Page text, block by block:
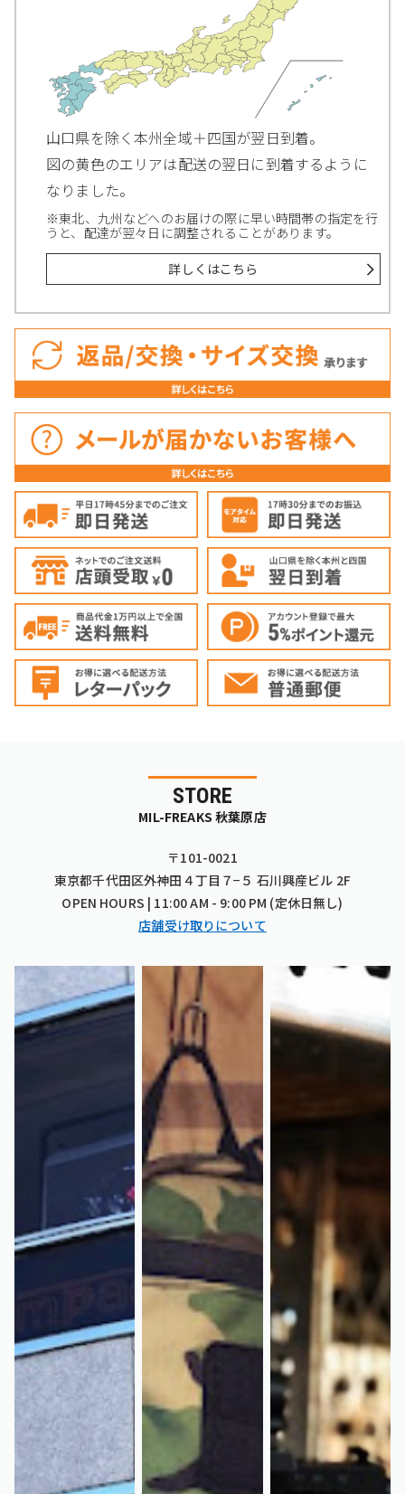
山口県を除く本州全域＋四国が翌日到着。
図の黄色のエリアは配送の翌日に到着するように
なりました。
※東北、九州などへのお届けの際に早い時間帯の指定を行
うと、配達が翌々日に調整されることがあります。
詳しくはこちら
STORE
MIL-FREAKS 秋葉原店
〒101-0021
東京都千代田区外神田４丁目７−５ 石川興産ビル 2F
OPEN HOURS | 11:00 AM - 9:00 PM (定休日無し)
店舗受け取りについて